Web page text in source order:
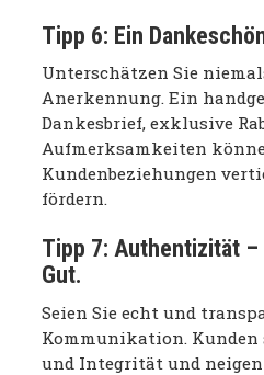
Tipp 6: Ein
Unterschätzen Sie
Anerkennung. Ein
Dankesbrief, exklusive
Aufmerksamkeiten
Kundenbeziehungen
fördern.
Tipp 7: Authentizität –
Gut.
Seien Sie echt und
Kommunikation.
und Integrität und